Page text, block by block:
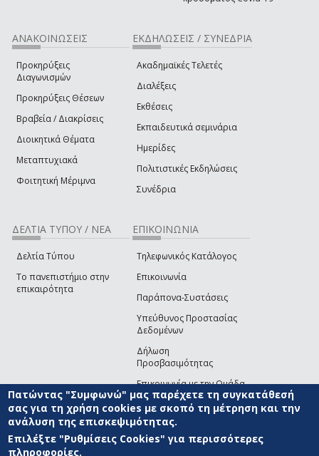
ΑΝΑΚΟΙΝΩΣΕΙΣ
Προκηρύξεις
Διαγωνισμών
Προκηρύξεις Θέσεων
Βραβεία / Διακρίσεις
Διοικητικά Θέματα
Μεταπτυχιακά
Φοιτητική Μέριμνα
ΕΚΔΗΛΩΣΕΙΣ / ΣΥΝΕΔΡΙΑ
Ακαδημαϊκές Τελετές
Διαλέξεις
Εκθέσεις
Εκπαιδευτικά σεμινάρια
Ημερίδες
Πολιτιστικές Εκδηλώσεις
Συνέδρια
ΔΕΛΤΙΑ ΤΥΠΟΥ / ΝΕΑ
Δελτία Τύπου
Το πανεπιστήμιο στην
επικαιρότητα
ΕΠΙΚΟΙΝΩΝΙΑ
Τηλεφωνικός Κατάλογος
Επικοινωνία
Παράπονα-Συστάσεις
Υπεύθυνος Προστασίας
Δεδομένων
Δήλωση
Προσβασιμότητας
Επικοινωνία με την Ομάδα
Ανάπτυξης του site(link sends e-mail)
© ΠΑΝΕΠΙΣΤΗΜΙΟ ΑΙΓΑΙΟΥ ΟΡΟΙ ΧΡΗΣΗΣ
ΑΝΑΠΤΥΞΗΣ
Πατώντας "Συμφωνώ" μας παρέχετε τη συγκατάθεσή
σας για τη χρήση cookies με σκοπό τη μέτρηση και την
ανάλυση της επισκεψιμότητας.
Επιλέξτε "Ρυθμίσεις Cookies" για περισσότερες
πληροφορίες.